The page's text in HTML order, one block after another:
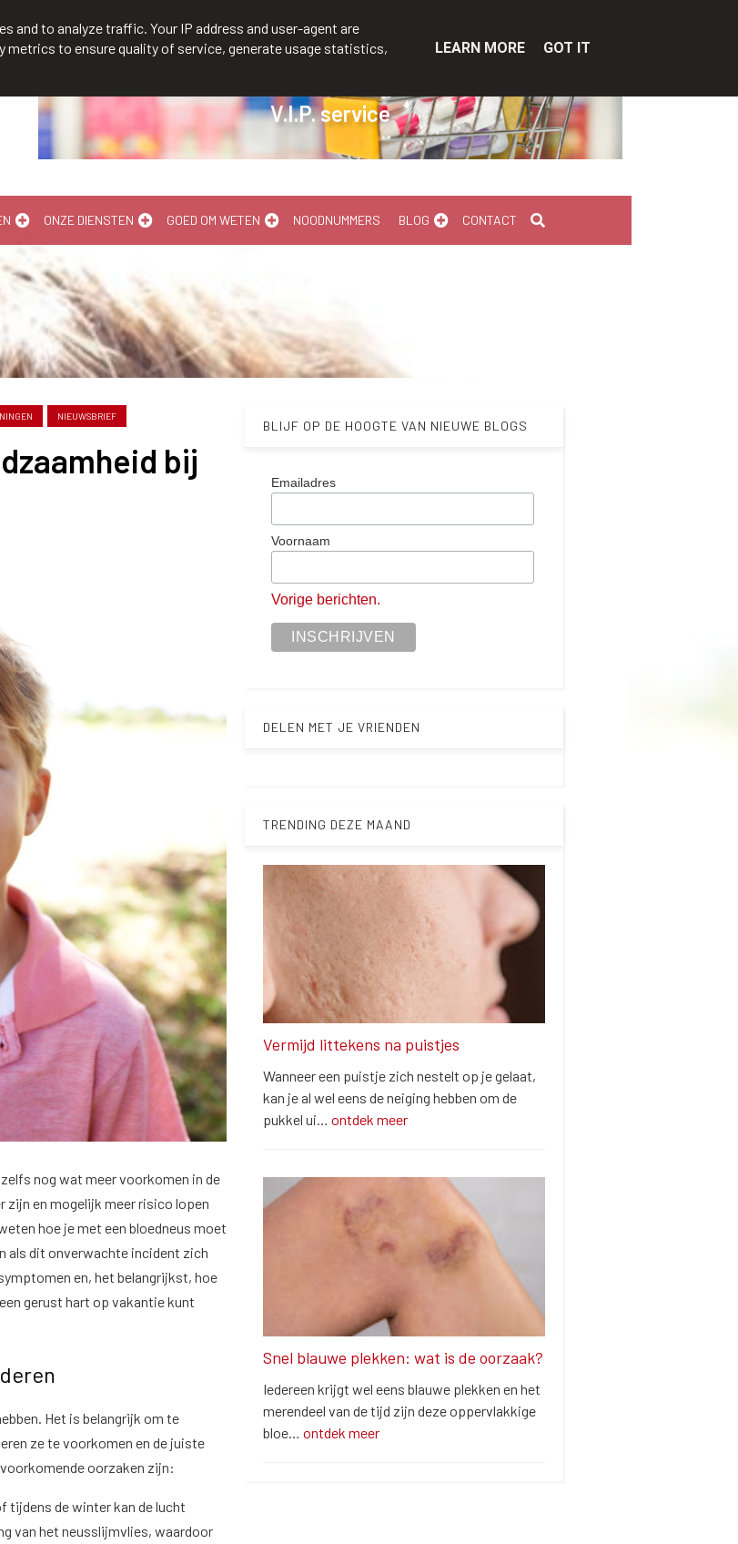
V.I.P. service
ONZE DIENSTEN GOED OM WETEN NOODNUMMERS BLOG CONTACT
NIEUWSBRIEF
bij
nog wat meer voorkomen in de
zijn en mogelijk meer risico lopen
hoe je met een bloedneus moet
als dit onverwachte incident zich
en, het belangrijkst, hoe
gerust hart op vakantie kunt
Het is belangrijk om te
ze te voorkomen en de juiste
oorzaken zijn:
tijdens de winter kan de lucht
van het neusslijmvlies, waardoor
BLIJF OP DE HOOGTE VAN NIEUWE BLOGS
Emailadres
Voornaam
Vorige berichten.
DELEN MET JE VRIENDEN
TRENDING DEZE MAAND
Vermijd littekens na puistjes
Wanneer een puistje zich nestelt op je gelaat,
kan je al wel eens de neiging hebben om de
pukkel ui… ontdek meer
Snel blauwe plekken: wat is de oorzaak?
Iedereen krijgt wel eens blauwe plekken en het
merendeel van de tijd zijn deze oppervlakkige
bloe… ontdek meer
to analyze traffic. Your IP address and user-agent are
metrics to ensure quality of service, generate usage statistics,
LEARN MORE GOT IT